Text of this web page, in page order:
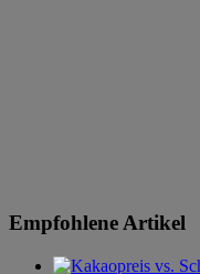
Empfohlene Artikel